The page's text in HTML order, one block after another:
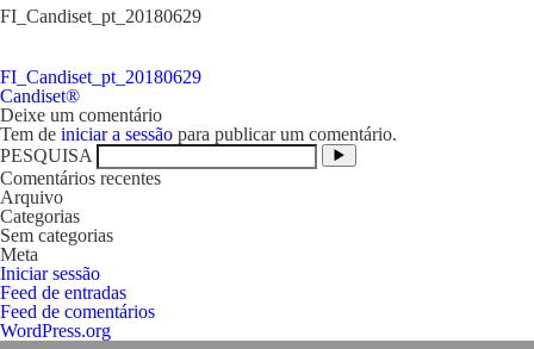
FI_Candiset_pt_20180629
FI_Candiset_pt_20180629
Navegação
de
artigos
Candiset®
Deixe um comentário
Tem de iniciar a sessão para publicar um comentário.
PESQUISA
Comentários recentes
Arquivo
Categorias
Sem categorias
Meta
Iniciar sessão
Feed de entradas
Feed de comentários
WordPress.org